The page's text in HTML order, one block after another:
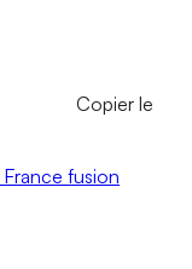
Copier le
France fusion